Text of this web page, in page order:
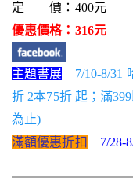
定 價：400元
優惠價格：316元
主題書展
7/10-8/
折 2本75折 起；滿
為止)
滿額優惠折扣
7/28-